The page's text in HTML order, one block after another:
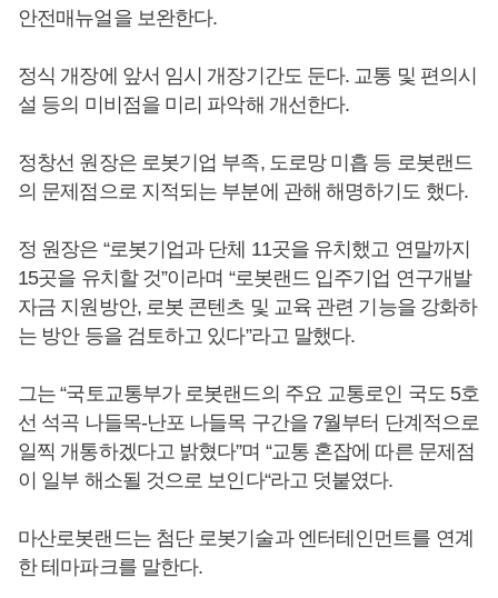
안전매뉴얼을 보완한다.
정식 개장에 앞서 임시 개장기간도 둔다. 교통 및 편의시
설 등의 미비점을 미리 파악해 개선한다.
정창선 원장은 로봇기업 부족, 도로망 미흡 등 로봇랜드
의 문제점으로 지적되는 부분에 관해 해명하기도 했다.
정 원장은 “로봇기업과 단체 11곳을 유치했고 연말까지
15곳을 유치할 것”이라며 “로봇랜드 입주기업 연구개발
자금 지원방안, 로봇 콘텐츠 및 교육 관련 기능을 강화하
는 방안 등을 검토하고 있다”라고 말했다.
그는 “국토교통부가 로봇랜드의 주요 교통로인 국도 5호
선 석곡 나들목-난포 나들목 구간을 7월부터 단계적으로
일찍 개통하겠다고 밝혔다”며 “교통 혼잡에 따른 문제점
이 일부 해소될 것으로 보인다“라고 덧붙였다.
마산로봇랜드는 첨단 로봇기술과 엔터테인먼트를 연계
한 테마파크를 말한다.